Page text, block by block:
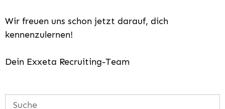
Wir freuen uns schon jetzt darauf, dich
kennenzulernen!
Dein Exxeta Recruiting-Team